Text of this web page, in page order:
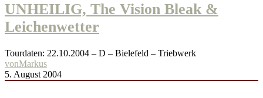
UNHEILIG, The Vision Bleak &
Leichenwetter
Tourdaten: 22.10.2004 – D – Bielefeld – Triebwerk
vonMarkus
5. August 2004